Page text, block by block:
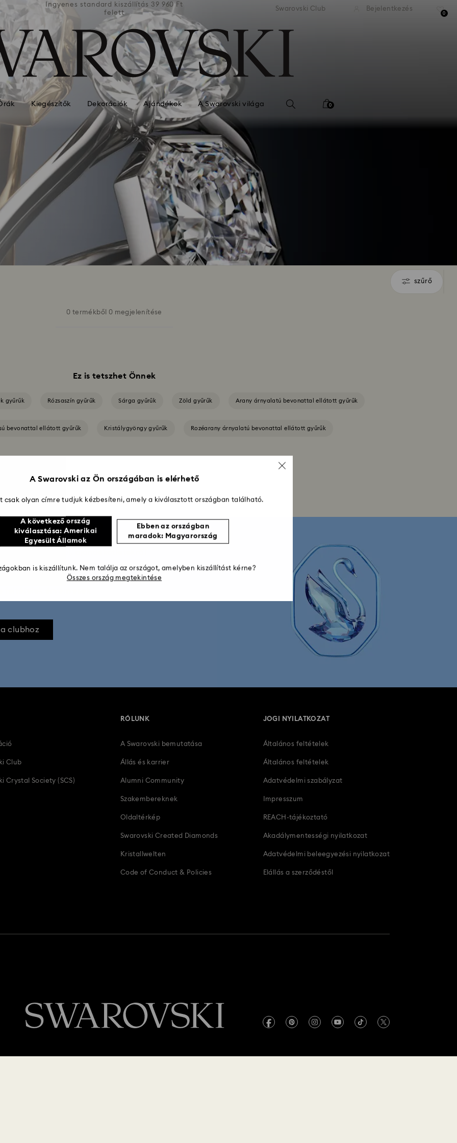
Ingyenes standard kiszállítás 39 960 Ft
felett
Ingyenes standard kiszállítás 39 960 Ft
felett
Ingyenes standard kiszállítás
felett
Swarovski Club Bejelentkezés
0
Kiegészítők Dekorációk Ajándékok A Swarovski világa 0
szűrő
szűrő
0 termékből 0 megjelenítése
Ez is tetszhet Önnek
gyűrűk Rózsaszín gyűrűk Sárga gyűrűk Zöld gyűrűk Arany árnyalatú bevonattal ellátott gyűrűk
bevonattal ellátott gyűrűk Kristálygyöngy gyűrűk Rozéarany árnyalatú bevonattal ellátott gyűrűk
kap
ajándékötletekről
a Swarovski Clubba még ma, és
vásárlása árából (csak a teljes árú
clubhoz
Club
Crystal Society (SCS)
RÓLUNK
A Swarovski bemutatása
Állás és karrier
Alumni Community
Szakembereknek
Oldaltérkép
Swarovski Created Diamonds
Kristallwelten
Code of Conduct & Policies
JOGI NYILATKOZAT
Általános feltételek
Általános feltételek
Adatvédelmi szabályzat
Impresszum
REACH-tájékoztató
Akadálymentességi nyilatkozat
Adatvédelmi beleegyezési nyilatkozat
Elállás a szerződéstől
A Swarovski az Ön országában is elérhető
csak olyan címre tudjuk kézbesíteni, amely a kiválasztott országban található.
A következő ország
kiválasztása: Amerikai
Egyesült Államok
Ebben az országban
maradok: Magyarország
is kiszállítunk. Nem találja az országot, amelyben kiszállítást kérne?
Összes ország megtekintése